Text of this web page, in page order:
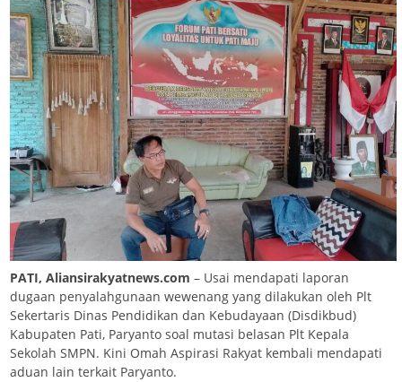
PATI, Aliansirakyatnews.com – Usai mendapati laporan
dugaan penyalahgunaan wewenang yang dilakukan oleh Plt
Sekertaris Dinas Pendidikan dan Kebudayaan (Disdikbud)
Kabupaten Pati, Paryanto soal mutasi belasan Plt Kepala
Sekolah SMPN. Kini Omah Aspirasi Rakyat kembali mendapati
aduan lain terkait Paryanto.